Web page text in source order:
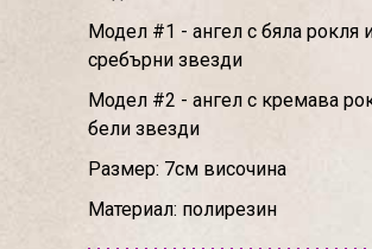
Модел #1 - ангел с бяла рокля
сребърни звезди
Модел #2 - ангел с кремава
бели звезди
Размер: 7см височина
Материал: полирезин